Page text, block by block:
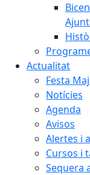
Actualitat
Festa
Notícies
Agenda
Avisos
Alertes i
Cursos i
Sequera